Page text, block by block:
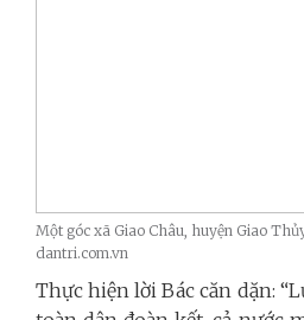
Một góc xã Giao Châu, huyện Giao
dantri.com.vn
Thực hiện lời Bác căn dặn: “